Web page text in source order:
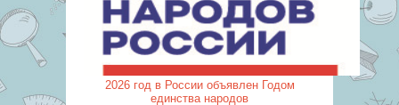
2026 год в России объявлен Годом
единства народов